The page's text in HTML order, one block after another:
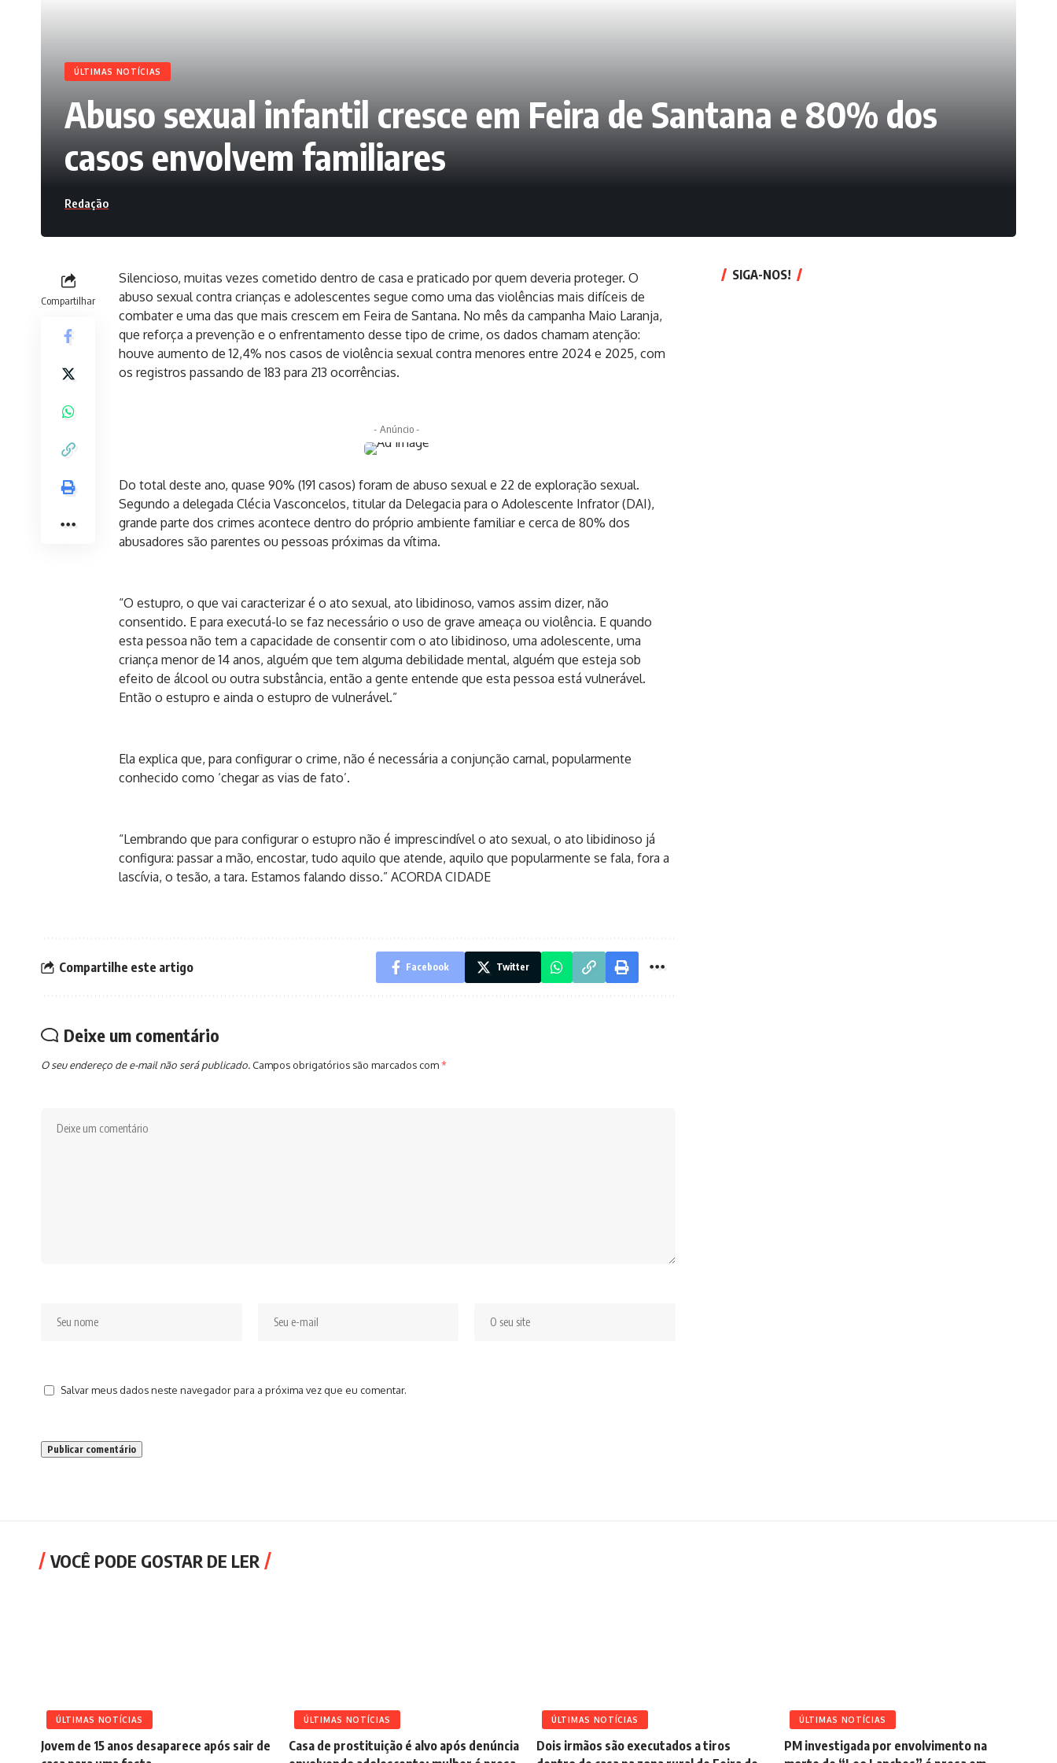
ÚLTIMAS NOTÍCIAS
Abuso sexual infantil cresce em Feira de Santana e 80% dos
casos envolvem familiares
Redação
Compartilhar
Silencioso, muitas vezes cometido dentro de casa e praticado por quem deveria proteger. O
abuso sexual contra crianças e adolescentes segue como uma das violências mais difíceis de
combater e uma das que mais crescem em Feira de Santana. No mês da campanha Maio Laranja,
que reforça a prevenção e o enfrentamento desse tipo de crime, os dados chamam atenção:
houve aumento de 12,4% nos casos de violência sexual contra menores entre 2024 e 2025, com
os registros passando de 183 para 213 ocorrências.
- Anúncio -
Do total deste ano, quase 90% (191 casos) foram de abuso sexual e 22 de exploração sexual.
Segundo a delegada Clécia Vasconcelos, titular da Delegacia para o Adolescente Infrator (DAI),
grande parte dos crimes acontece dentro do próprio ambiente familiar e cerca de 80% dos
abusadores são parentes ou pessoas próximas da vítima.
“O estupro, o que vai caracterizar é o ato sexual, ato libidinoso, vamos assim dizer, não
consentido. E para executá-lo se faz necessário o uso de grave ameaça ou violência. E quando
esta pessoa não tem a capacidade de consentir com o ato libidinoso, uma adolescente, uma
criança menor de 14 anos, alguém que tem alguma debilidade mental, alguém que esteja sob
efeito de álcool ou outra substância, então a gente entende que esta pessoa está vulnerável.
Então o estupro e ainda o estupro de vulnerável.”
Ela explica que, para configurar o crime, não é necessária a conjunção carnal, popularmente
conhecido como ‘chegar as vias de fato’.
“Lembrando que para configurar o estupro não é imprescindível o ato sexual, o ato libidinoso já
configura: passar a mão, encostar, tudo aquilo que atende, aquilo que popularmente se fala, fora a
lascívia, o tesão, a tara. Estamos falando disso.” ACORDA CIDADE
Compartilhe este artigo Facebook Twitter
Deixe um comentário
O seu endereço de e-mail não será publicado. Campos obrigatórios são marcados com*
Salvar meus dados neste navegador para a próxima vez que eu comentar.
SIGA-NOS!
VOCÊ PODE GOSTAR DE LER
ÚLTIMAS NOTÍCIAS
Jovem de 15 anos desaparece após sair de
ÚLTIMAS NOTÍCIAS
Casa de prostituição é alvo após denúncia
ÚLTIMAS NOTÍCIAS
Dois irmãos são executados a tiros
ÚLTIMAS NOTÍCIAS
PM investigada por envolvimento na